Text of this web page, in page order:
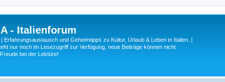
- Italienforum
Erfahrungsaustausch und Geheimtipps zu Kultur, Urlaub & Leben in Italien. |
nur noch im Lesezugriff zur Verfügung, neue Beiträge können nicht
bei der Lektüre!